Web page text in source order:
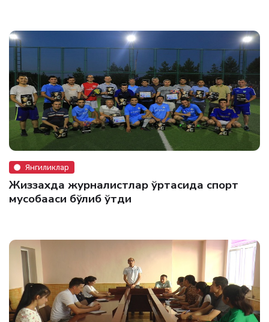
Янгиликлар
Жиззахда журналистлар ўртасида спорт
мусобақаси бўлиб ўтди